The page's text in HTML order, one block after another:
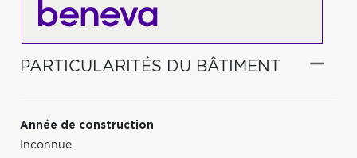
PARTICULARITÉS DU BÂTIMENT
Année de construction
Inconnue